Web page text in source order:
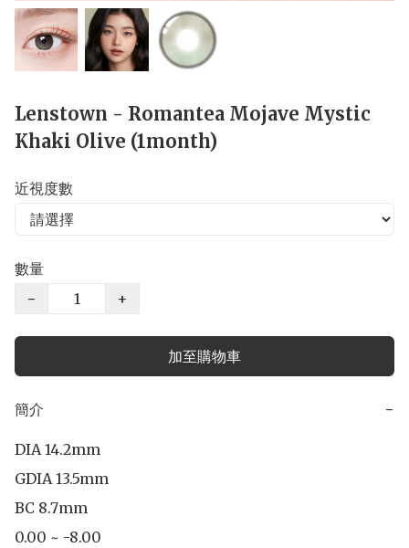
Lenstown - Romantea Mojave Mystic
Khaki Olive (1month)
近視度數
數量
−
+
加至購物車
簡介 −
DIA 14.2mm
GDIA 13.5mm
BC 8.7mm
0.00 ~ -8.00